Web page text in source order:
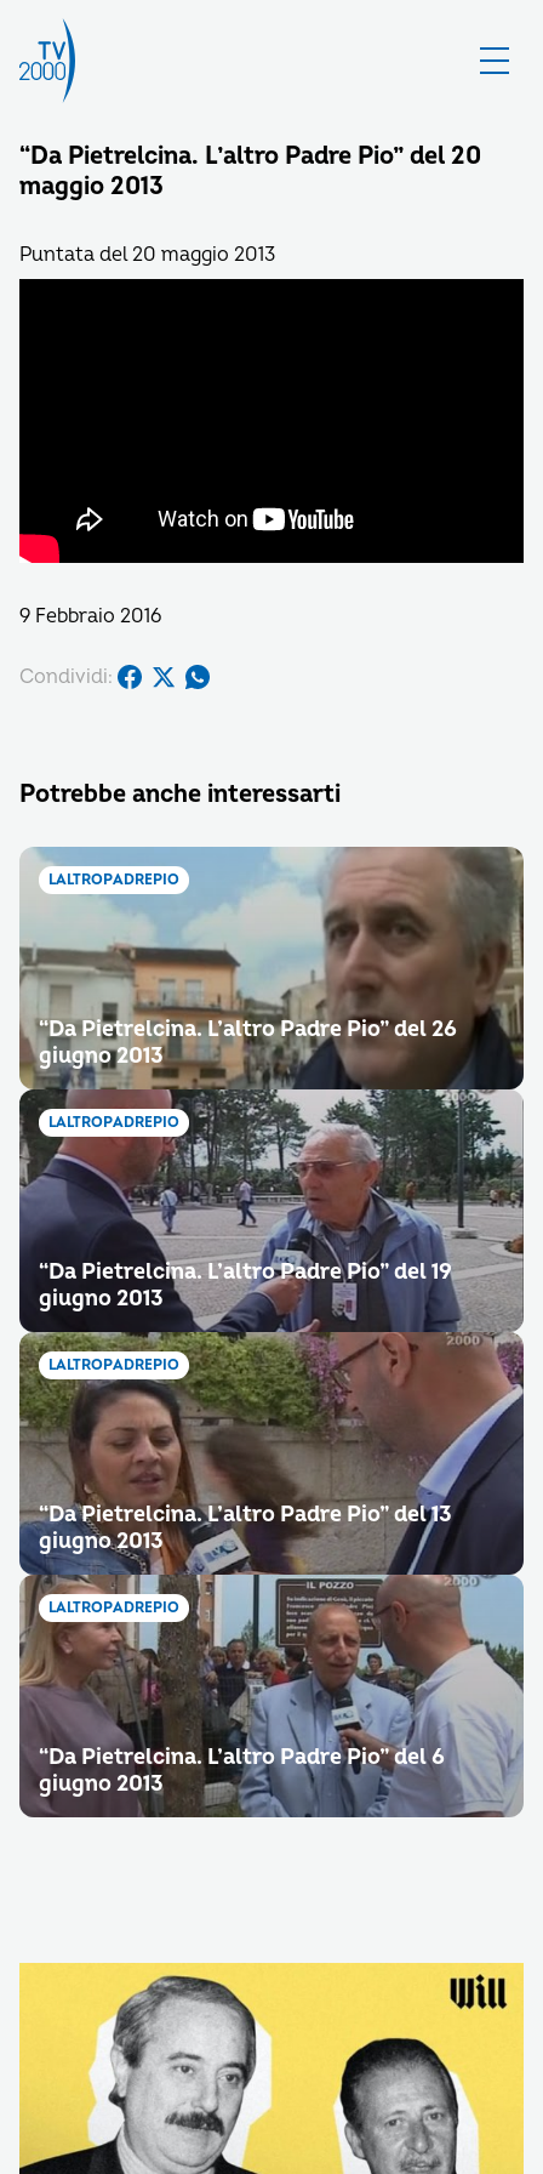
“Da Pietrelcina. L’altro Padre Pio” del 20
maggio 2013
Puntata del 20 maggio 2013
9 Febbraio 2016
Condividi:
Potrebbe anche interessarti
LALTROPADREPIO
“Da Pietrelcina. L’altro Padre Pio” del 26
giugno 2013
LALTROPADREPIO
“Da Pietrelcina. L’altro Padre Pio” del 19
giugno 2013
LALTROPADREPIO
“Da Pietrelcina. L’altro Padre Pio” del 13
giugno 2013
LALTROPADREPIO
“Da Pietrelcina. L’altro Padre Pio” del 6
giugno 2013